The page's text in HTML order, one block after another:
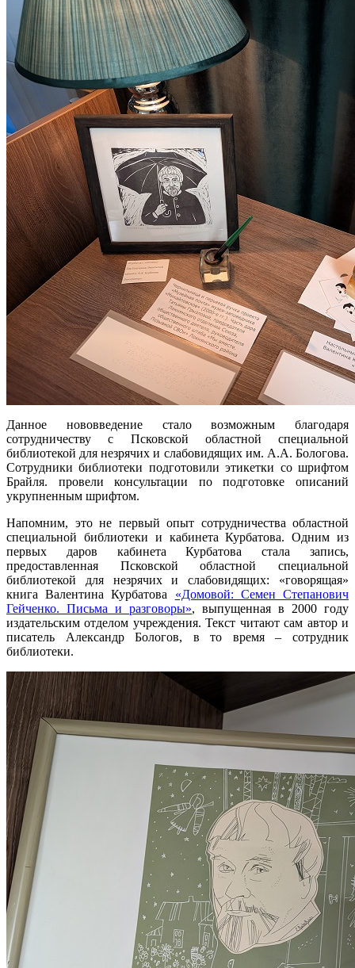
Данное нововведение стало возможным благодаря
сотрудничеству с Псковской областной специальной
библиотекой для незрячих и слабовидящих им. А.А. Бологова.
Сотрудники библиотеки подготовили этикетки со шрифтом
Брайля. провели консультации по подготовке описаний
укрупненным шрифтом.
Напомним, это не первый опыт сотрудничества областной
специальной библиотеки и кабинета Курбатова. Одним из
первых даров кабинета Курбатова стала запись,
предоставленная Псковской областной специальной
библиотекой для незрячих и слабовидящих: «говорящая»
книга Валентина Курбатова «Домовой: Семен Степанович
Гейченко. Письма и разговоры», выпущенная в 2000 году
издательским отделом учреждения. Текст читают сам автор и
писатель Александр Бологов, в то время – сотрудник
библиотеки.